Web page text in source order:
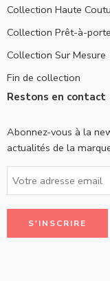
Collection Haute
Collection Prêt-à-
Collection Sur Mesure
Fin de collection
Restons en contact
Abonnez-vous à la
actualités de la